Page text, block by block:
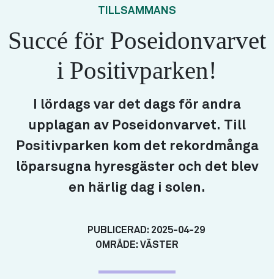
hyra
Så här
lägenhet
TILLSAMMANS
Succé för Poseidonvarvet
i Positivparken!
I lördags var det dags för andra
upplagan av Poseidonvarvet. Till
Positivparken kom det rekordmånga
löparsugna hyresgäster och det blev
en härlig dag i solen.
PUBLICERAD: 2025-04-29
OMRÅDE: VÄSTER